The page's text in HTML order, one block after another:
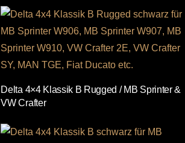
Delta 4×4 Klassik B Rugged / MB Sprinter &
VW Crafter